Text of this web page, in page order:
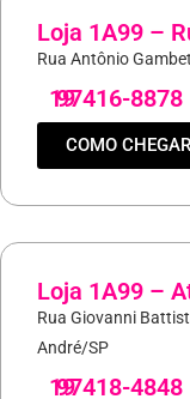
Loja 1A99 –
Rua Antônio
19
97416-8878
COMO CHEGAR
Loja 1A99 –
Rua Giovanni
André/SP
19
97418-4848